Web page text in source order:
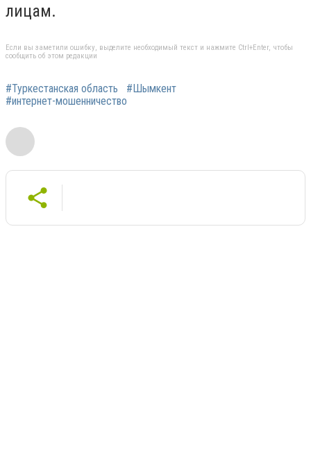
лицам.
Если вы заметили ошибку, выделите необходимый текст и нажмите Ctrl+Enter, чтобы
сообщить об этом редакции
#Туркестанская область
#Шымкент
#интернет-мошенничество